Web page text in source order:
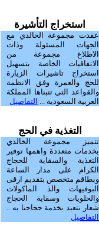
استخراج التأشيرة
عقدت مجموعة الخالدي مع
الجهات المسئولة وذات
الاطلاع مجموعة من
الاتفاقيات الخاصة بتسهيل
استخراج تاشيرات الزيارة
للحج والعمرة وفق الانظمة
والقواعد التي تتبناها المملكة
العربية السعودية ... التفاصيل
التغذية في الحج
تتميز مجموعة الخالدي
بخدمات متعددة واهمها توفير
التغذية والسقاية للحجاج
الكرام على مدار الساعة
وبطاقم متخصص بتقديم ارقى
البوفيهات والذ الماكولات
والحلويات وسقاية الحجاج
شعار نتعبد بخدمة حجاجنا به ..
التفاصيل